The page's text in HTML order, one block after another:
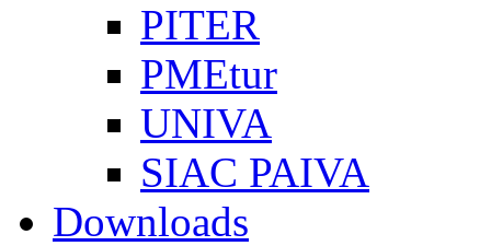
PITER
PMEtur
UNIVA
SIAC PAIVA
Downloads